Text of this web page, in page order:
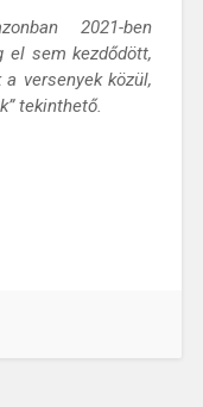
2021-ben
el sem kezdődött,
versenyek közül,
tekinthető.